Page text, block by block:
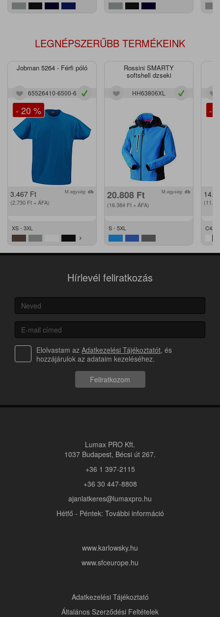
LEGNÉPSZERŰBB TERMÉKEINK
Jobman 5264 - Férfi póló
65526410-6500-6
- 20 %
3.467 Ft
(2.730 Ft + ÁFA)
M.egység: db
XS - 3XL
Rossini SMARTY
softshell dzseki
HH63806XL
20.808 Ft
(16.384 Ft + ÁFA)
M.egység: db
S - 5XL
-
C42 -
Hírlevél feliratkozás
Elolvastam az Adatkezelési Tájékoztatót, és
hozzájárulok az adataim kezeléséhez.
Feliratkozom
Lumax PRO Kft.
1037 Budapest, Bécsi út 267.
+36 1 397-2115
+36 30 447-8808
ajanlatkeres@lumaxpro.hu
Hétfő - Péntek: További információ
www.karlowsky.hu
www.sfceurope.hu
Adatkezelési Tájékoztató
Általános Szerződési Feltételek